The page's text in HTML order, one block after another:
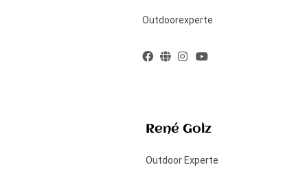
Outdoorexperte
René Golz
Outdoor Experte